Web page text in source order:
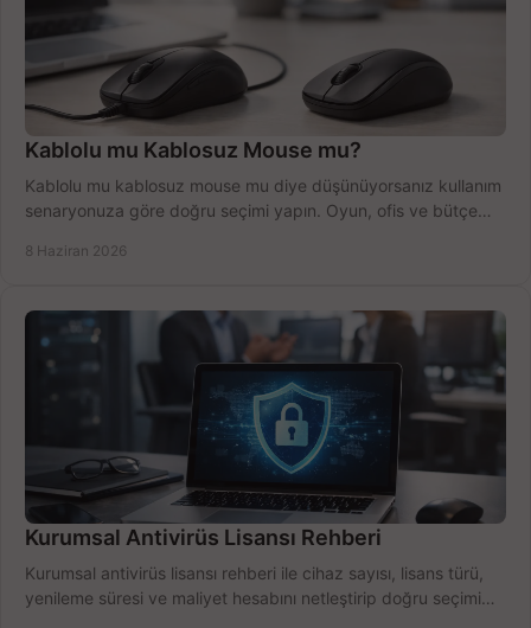
Kablolu mu Kablosuz Mouse mu?
Kablolu mu kablosuz mouse mu diye düşünüyorsanız kullanım
senaryonuza göre doğru seçimi yapın. Oyun, ofis ve bütçe
8 Haziran 2026
Kurumsal Antivirüs Lisansı Rehberi
Kurumsal antivirüs lisansı rehberi ile cihaz sayısı, lisans türü,
yenileme süresi ve maliyet hesabını netleştirip doğru seçimi